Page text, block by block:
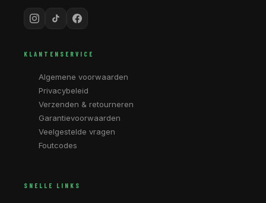
KLANTENSERVICE
Algemene voorwaarden
Privacybeleid
Verzenden & retourneren
Garantievoorwaarden
Veelgestelde vragen
Foutcodes
SNELLE LINKS